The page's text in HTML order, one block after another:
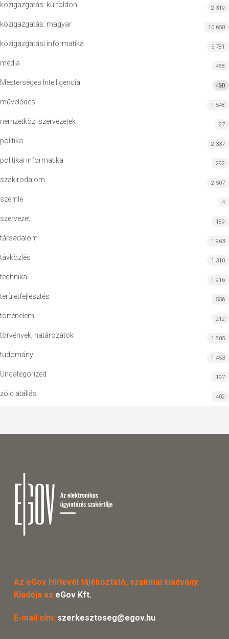
közigazgatás: külföldön 2 319
közigazgatás: magyar 10 650
közigazgatási informatika 5 781
média 488
Mesterséges Intelligencia MI
420
művelődés 1 548
nemzetközi szervezetek 27
politika 2 337
politikai informatika 292
szakirodalom 2 507
szemle 4
szervezet 189
társadalom 1 963
távközlés 1 310
technika 1 916
területfejlesztés 556
történelem 212
törvények, határozatok 1 805
tudomány 1 453
Uncategorized 197
zöld átállás 402
Az eGov Hírlevél tájékoztató, szakmai kiadvány.
Kiadója az eGov Kft.
E-mail cím: szerkesztoseg@egov.hu